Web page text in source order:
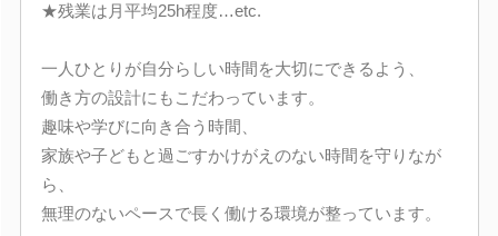
★残業は月平均25h程度…etc.
一人ひとりが自分らしい時間を大切にできるよう、
働き方の設計にもこだわっています。
趣味や学びに向き合う時間、
家族や子どもと過ごすかけがえのない時間を守りなが
ら、
無理のないペースで長く働ける環境が整っています。